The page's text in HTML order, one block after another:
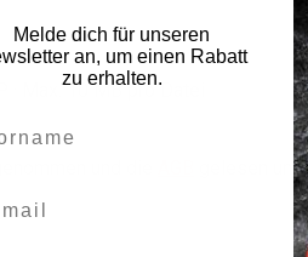
· Max. 10 MB pro Datei
und die gelesen
Melde dich für unseren
an, um einen Rabatt
zu erhalten.